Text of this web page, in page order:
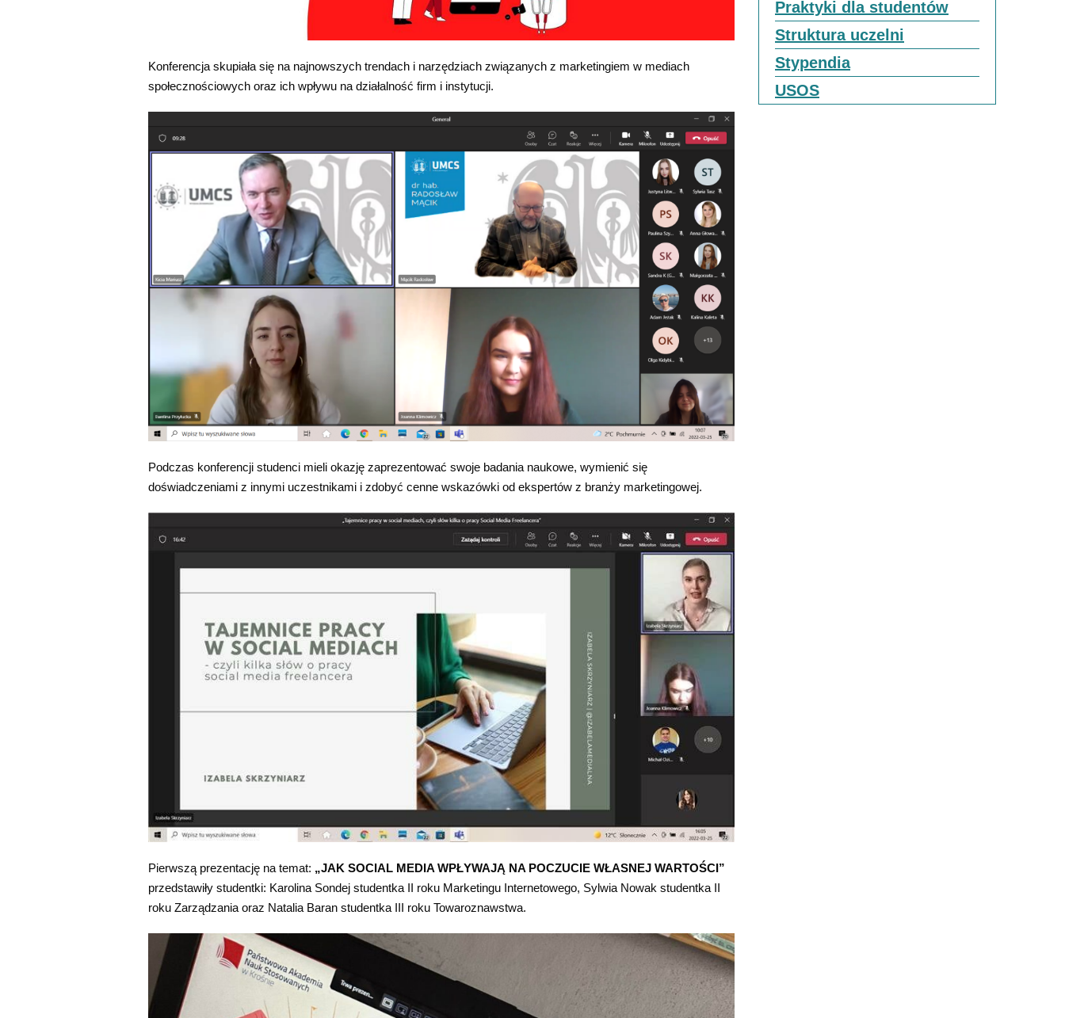
Konferencja skupiała się na najnowszych trendach i narzędziach związanych z marketingiem w mediach
społecznościowych oraz ich wpływu na działalność firm i instytucji.
Podczas konferencji studenci mieli okazję zaprezentować swoje badania naukowe, wymienić się
doświadczeniami z innymi uczestnikami i zdobyć cenne wskazówki od ekspertów z branży marketingowej.
Pierwszą prezentację na temat: „JAK SOCIAL MEDIA WPŁYWAJĄ NA POCZUCIE WŁASNEJ WARTOŚCI”
przedstawiły studentki: Karolina Sondej studentka II roku Marketingu Internetowego, Sylwia Nowak studentka II
roku Zarządzania oraz Natalia Baran studentka III roku Towaroznawstwa.
Praktyki dla studentów
Struktura uczelni
Stypendia
USOS